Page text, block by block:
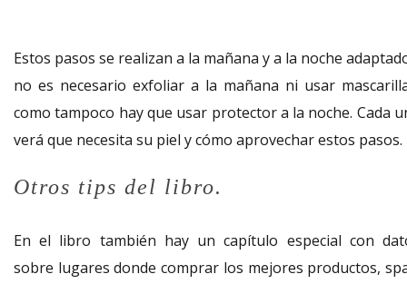
Estos pasos se realizan a la mañana y a la noche
no es necesario exfoliar a la mañana ni usar
como tampoco hay que usar protector a la noche. Cada
verá que necesita su piel y cómo aprovechar estos pasos.
Otros tips del libro.
En el libro también hay un capítulo especial con
sobre lugares donde comprar los mejores productos,